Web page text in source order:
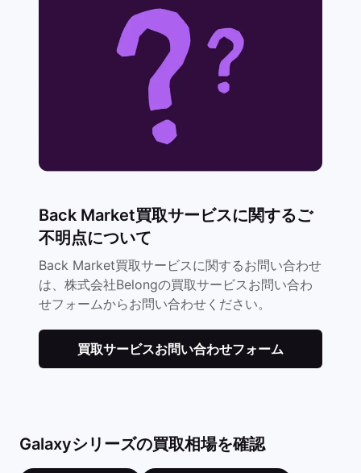
Back Market買取サービスに関するご
不明点について
Back Market買取サービスに関するお問い合わせ
は、株式会社Belongの買取サービスお問い合わ
せフォームからお問い合わせください。
買取サービスお問い合わせフォーム
Galaxyシリーズの買取相場を確認